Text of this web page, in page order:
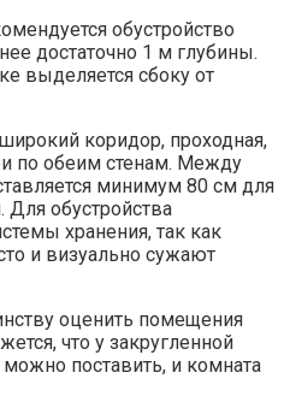
обустройство
достаточно 1 м глубины.
выделяется сбоку от
коридор, проходная,
по обеим стенам. Между
минимум 80 см для
обустройства
хранения, так как
и визуально сужают
оценить помещения
что у закругленной
поставить, и комната